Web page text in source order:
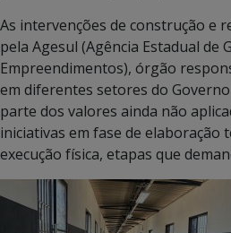
As intervenções de construção e
pela Agesul (Agência Estadual de
Empreendimentos), órgão
em diferentes setores do
parte dos valores ainda não
iniciativas em fase de elaboração
execução física, etapas que